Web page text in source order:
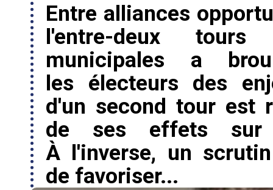
Entre alliances
l'entre-deux
municipales a
les électeurs des
d'un second tour est
de ses effets sur
À l'inverse, un
de favoriser...